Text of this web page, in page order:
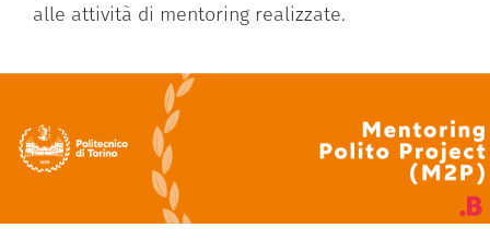
alle attività di mentoring realizzate.